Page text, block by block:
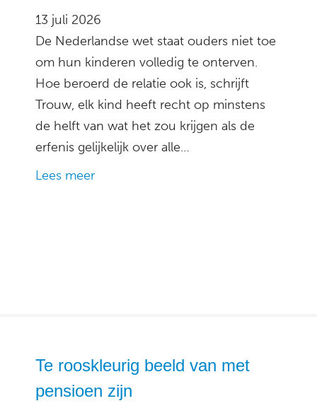
13 juli 2026
De Nederlandse wet staat ouders niet toe
om hun kinderen volledig te onterven.
Hoe beroerd de relatie ook is, schrijft
Trouw, elk kind heeft recht op minstens
de helft van wat het zou krijgen als de
erfenis gelijkelijk over alle…
Lees meer
Te rooskleurig beeld van met
pensioen zijn